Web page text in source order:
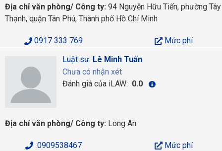
Địa chỉ văn phòng/ Công ty: 94 Nguyễn Hữu Tiến, phường Tây
Thạnh, quận Tân Phú, Thành phố Hồ Chí Minh
0917 333 769
Mức phí
Luật sư: Lê Minh Tuấn
Chưa có nhận xét
Đánh giá của iLAW: 0.0
Địa chỉ văn phòng/ Công ty: Long An
0909538467
Mức phí